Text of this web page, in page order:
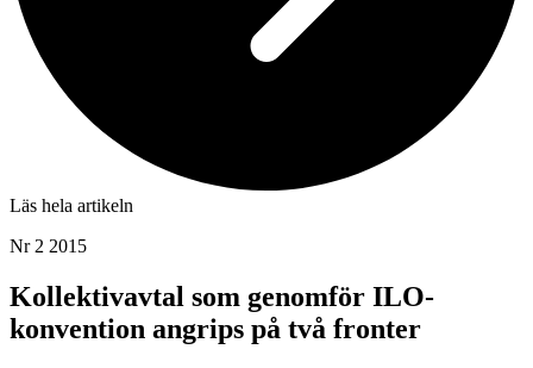
Läs hela artikeln
Nr 2 2015
Kollektivavtal som genomför ILO-
konvention angrips på två fronter